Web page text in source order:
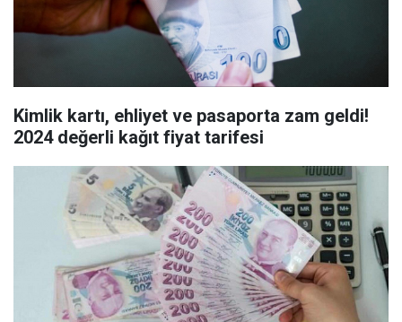
Kimlik kartı, ehliyet ve pasaporta zam geldi!
2024 değerli kağıt fiyat tarifesi